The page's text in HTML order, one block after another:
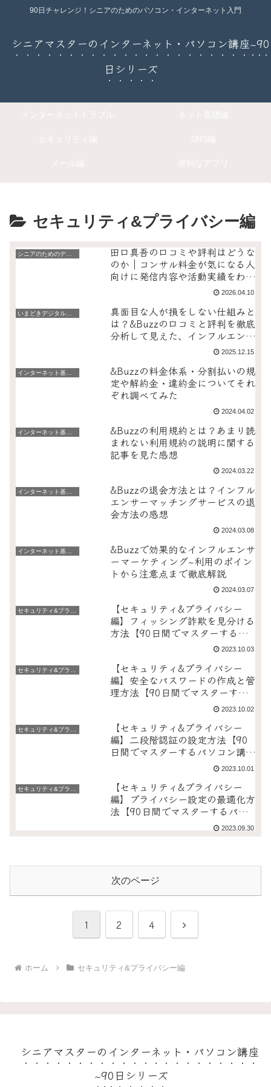
90日チャレンジ！シニアのためのパソコン・インターネット入門
シニアマスターのインターネット・パソコン講座~90
日シリーズ
セキュリティ&プライバシー編
シニアのためのデジタル暮らし入門
田口真吾の口コミや評判はどうな
のか｜コンサル料金が気になる人
向けに発信内容や活動実績をわか
2026.04.10
いまどきデジタルニュース・話題
真面目な人が損をしない仕組みと
は？&Buzzの口コミと評判を徹底
分析して見えた、インフルエンサ
ーマッチングの新たな可能性と安
2025.12.15
インターネット基礎編
&Buzzの料金体系・分割払いの規
定や解約金・違約金についてそれ
ぞれ調べてみた
2024.04.02
インターネット基礎編
&Buzzの利用規約とは？あまり読
まれない利用規約の説明に関する
記事を見た感想
2024.03.22
インターネット基礎編
&Buzzの退会方法とは？インフル
エンサーマッチングサービスの退
会方法の感想
2024.03.08
インターネット基礎編
&Buzzで効果的なインフルエンサ
ーマーケティング~利用のポイン
トから注意点まで徹底解説
2024.03.07
セキュリティ&プライバシー編
【セキュリティ&プライバシー
編】フィッシング詐欺を見分ける
方法【90日間でマスターするパ
2023.10.03
セキュリティ&プライバシー編
【セキュリティ&プライバシー
編】安全なパスワードの作成と管
理方法【90日間でマスターする
2023.10.02
セキュリティ&プライバシー編
【セキュリティ&プライバシー
編】二段階認証の設定方法【90
日間でマスターするパソコン講
2023.10.01
セキュリティ&プライバシー編
【セキュリティ&プライバシー
編】プライバシー設定の最適化方
法【90日間でマスターするパソ
2023.09.30
次のページ
1 2 4
次
ホーム セキュリティ&プライバシー編
シニアマスターのインターネット・パソコン講座
~90日シリーズ